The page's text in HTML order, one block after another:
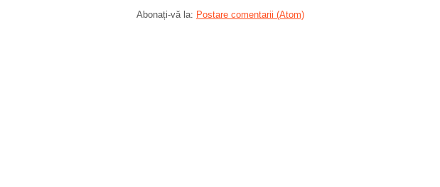
Abonați-vă la: Postare comentarii (Atom)